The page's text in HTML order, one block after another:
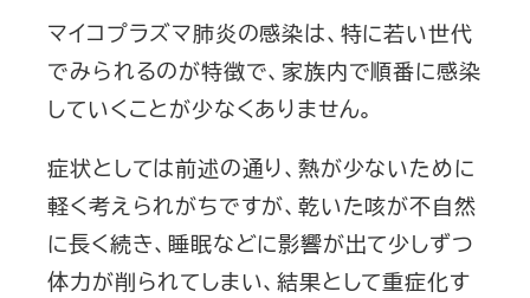
マイコプラズマ肺炎の感染は、特に若い世代
でみられるのが特徴で、家族内で順番に感染
していくことが少なくありません。
症状としては前述の通り、熱が少ないために
軽く考えられがちですが、乾いた咳が不自然
に長く続き、睡眠などに影響が出て少しずつ
体力が削られてしまい、結果として重症化す